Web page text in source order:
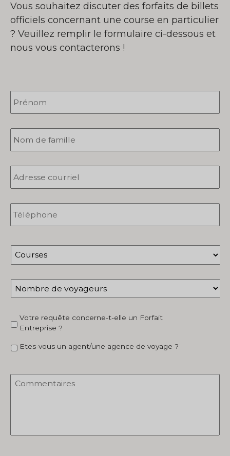
Vous souhaitez discuter des forfaits de billets
officiels concernant une course en particulier
? Veuillez remplir le formulaire ci-dessous et
nous vous contacterons !
Nom
de
Adresse
courriel *
Téléphone *
Nombre
de
Forfait
entreprise
Votre requête concerne-t-elle un Forfait
Entreprise ?
Etes-vous un agent/une agence de voyage ?
Commentaires